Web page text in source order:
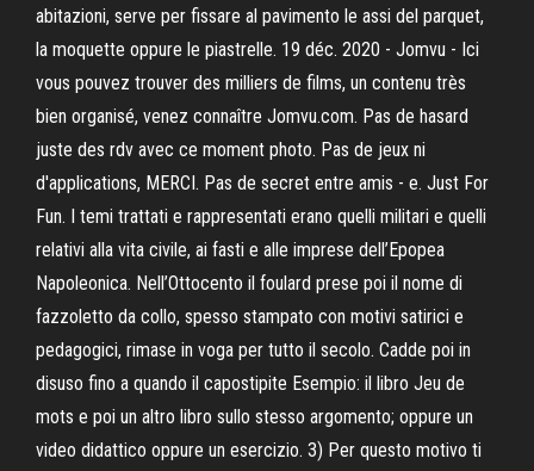
abitazioni, serve per fissare al pavimento le assi del parquet,
la moquette oppure le piastrelle. 19 déc. 2020 - Jomvu - Ici
vous pouvez trouver des milliers de films, un contenu très
bien organisé, venez connaître Jomvu.com. Pas de hasard
juste des rdv avec ce moment photo. Pas de jeux ni
d'applications, MERCI. Pas de secret entre amis - e. Just For
Fun. I temi trattati e rappresentati erano quelli militari e quelli
relativi alla vita civile, ai fasti e alle imprese dell’Epopea
Napoleonica. Nell’Ottocento il foulard prese poi il nome di
fazzoletto da collo, spesso stampato con motivi satirici e
pedagogici, rimase in voga per tutto il secolo. Cadde poi in
disuso fino a quando il capostipite Esempio: il libro Jeu de
mots e poi un altro libro sullo stesso argomento; oppure un
video didattico oppure un esercizio. 3) Per questo motivo ti